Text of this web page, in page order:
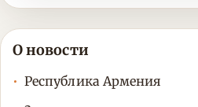
О новости
Республика Армения